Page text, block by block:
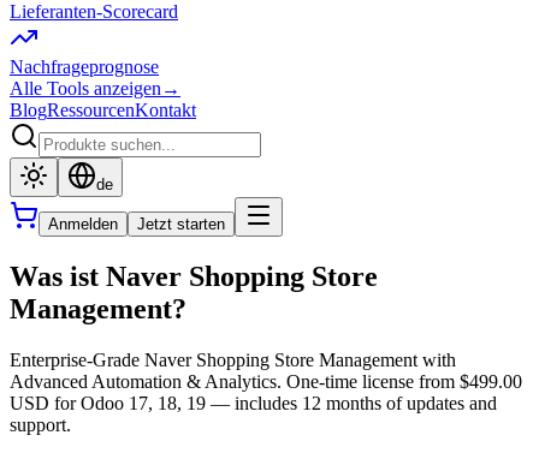
Lieferanten-Scorecard
Nachfrageprognose
Alle Tools anzeigen →
BlogRessourcenKontakt
de
Anmelden Jetzt starten
Was ist Naver Shopping Store
Management?
Enterprise-Grade Naver Shopping Store Management with
Advanced Automation & Analytics. One-time license from $499.00
USD for Odoo 17, 18, 19 — includes 12 months of updates and
support.